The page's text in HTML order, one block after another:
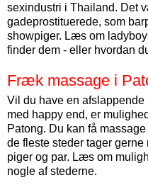
sexindustri i Thailand. Det
gadeprostituerede, som
showpiger. Læs om
finder dem - eller hvordan
Fræk massage i
Vil du have en afslappende
med happy end, er
Patong. Du kan få
de fleste steder tager
piger og par. Læs om
nogle af stederne.